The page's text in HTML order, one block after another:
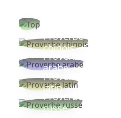
Proverbe
chinois
Proverbe
arabe
Proverbe
latin
Proverbe
russe